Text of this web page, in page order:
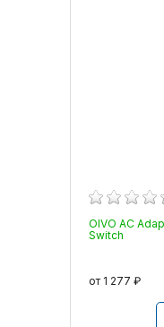
OIVO AC
Switch
от 1 277 ₽